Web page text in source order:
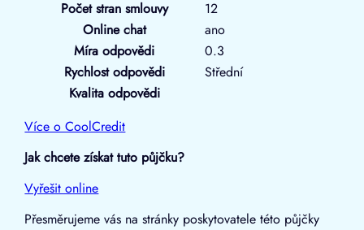
Počet stran smlouvy
12
Online chat
ano
Míra odpovědi
0.3
Rychlost odpovědi
Střední
Kvalita odpovědi
Více o CoolCredit
Jak chcete získat tuto půjčku?
Vyřešit online
Přesměrujeme vás na stránky poskytovatele této půjčky